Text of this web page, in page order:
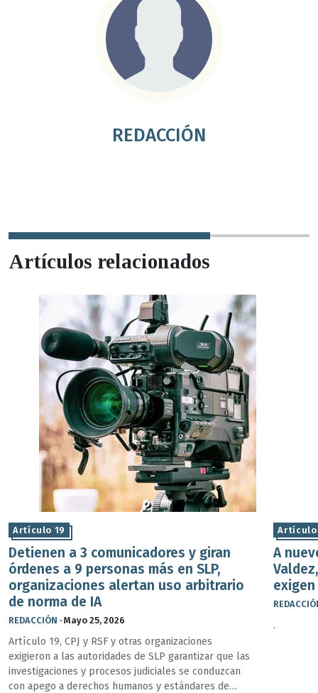
REDACCIÓN
Artículos relacionados
Artículo 19
Detienen a 3 comunicadores y giran
órdenes a 9 personas más en SLP,
organizaciones alertan uso arbitrario
de norma de IA
REDACCIÓN · Mayo 25, 2026
Artículo 19, CPJ y RSF y otras organizaciones
exigieron a las autoridades de SLP garantizar que las
investigaciones y procesos judiciales se conduzcan
con apego a derechos humanos y estándares de
Artículo
A
.